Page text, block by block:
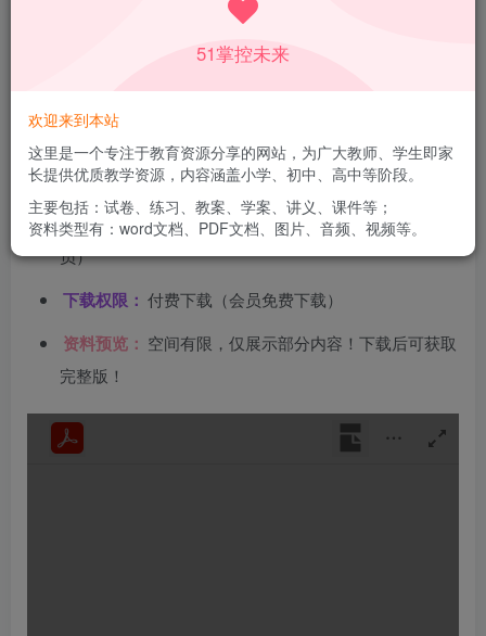
适用年级：九年级上册
资料分类：练习类
下载方式：百度网盘链接下载（链接失效请联系管理
员）
下载权限： 付费下载（会员免费下载）
资料预览： 空间有限，仅展示部分内容！下载后可获取
完整版！
51掌控未来
欢迎来到本站
这里是一个专注于教育资源分享的网站，为广大教师、学生即家
长提供优质教学资源，内容涵盖小学、初中、高中等阶段。
主要包括：试卷、练习、教案、学案、讲义、课件等；
资料类型有：word文档、PDF文档、图片、音频、视频等。